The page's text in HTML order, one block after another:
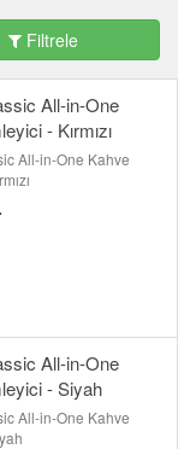
Filtrele
All-in-One
- Kırmızı
All-in-One Kahve
All-in-One
- Siyah
All-in-One Kahve